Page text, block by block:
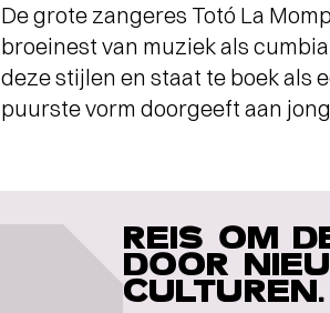
De grote zangeres Totó La
broeinest van muziek als
deze stijlen en staat te boek als
puurste vorm doorgeeft aan
REIS OM
DOOR
CULTUREN.